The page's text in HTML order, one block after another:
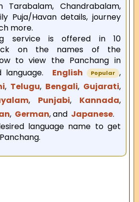
Tarabalam, Chandrabalam,
Puja/Havan details, journey
more.
service is offered in 10
on the names of the
to view the Panchang in
English Popular ,
, Telugu, Bengali, Gujarati,
, Punjabi, Kannada,
, German, and Japanese.
language name to get